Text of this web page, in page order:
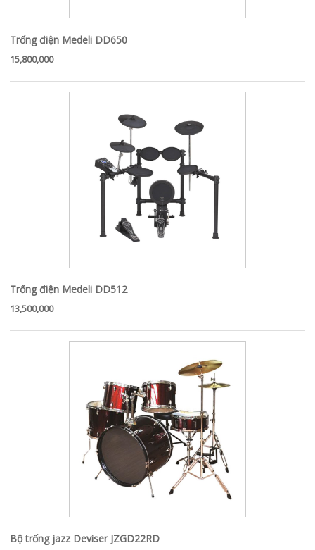
Trống điện Medeli DD650
15,800,000
Trống điện Medeli DD512
13,500,000
Bộ trống jazz Deviser JZGD22RD